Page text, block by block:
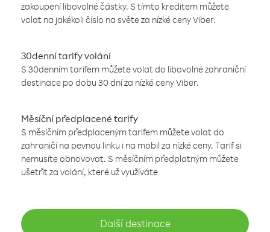
zakoupení libovolné částky. S tímto kreditem můžete
volat na jakékoli číslo na světe za nízké ceny Viber.
30denní tarify volání
S 30denním tarifem můžete volat do libovolné zahraniční
destinace po dobu 30 dní za nízké ceny Viber.
Měsíční předplacené tarify
S měsíčním předplaceným tarifem můžete volat do
zahraničí na pevnou linku i na mobil za nízké ceny. Tarif si
nemusíte obnovovat. S měsíčním předplatným můžete
ušetřit za volání, které už využíváte
Další destinace